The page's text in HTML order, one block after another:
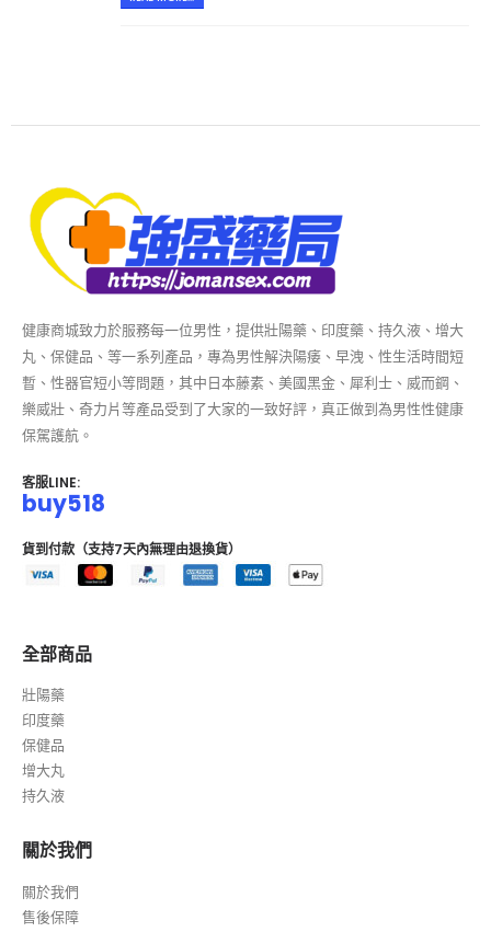
健康商城致力於服務每一位男性，提供壯陽藥、印度藥、持久液、增大
丸、保健品、等一系列產品，專為男性解決陽痿、早洩、性生活時間短
暫、性器官短小等問題，其中日本藤素、美國黑金、犀利士、威而鋼、
樂威壯、奇力片等產品受到了大家的一致好評，真正做到為男性性健康
保駕護航。
客服LINE:
buy518
貨到付款（支持7天內無理由退換貨）
全部商品
壯陽藥
印度藥
保健品
增大丸
持久液
關於我們
關於我們
售後保障